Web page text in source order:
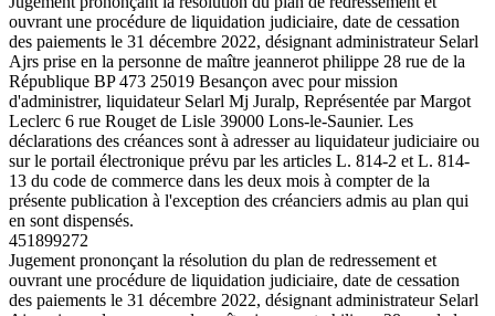
ouvrant une procédure de liquidation judiciaire, date de cessation
des paiements le 31 décembre 2022, désignant administrateur Selarl
Ajrs prise en la personne de maître jeannerot philippe 28 rue de la
République BP 473 25019 Besançon avec pour mission
d'administrer, liquidateur Selarl Mj Juralp, Représentée par Margot
Leclerc 6 rue Rouget de Lisle 39000 Lons-le-Saunier. Les
déclarations des créances sont à adresser au liquidateur judiciaire ou
sur le portail électronique prévu par les articles L. 814-2 et L. 814-
13 du code de commerce dans les deux mois à compter de la
présente publication à l'exception des créanciers admis au plan qui
en sont dispensés.
451899272
Jugement prononçant la résolution du plan de redressement et
ouvrant une procédure de liquidation judiciaire, date de cessation
des paiements le 31 décembre 2022, désignant administrateur Selarl